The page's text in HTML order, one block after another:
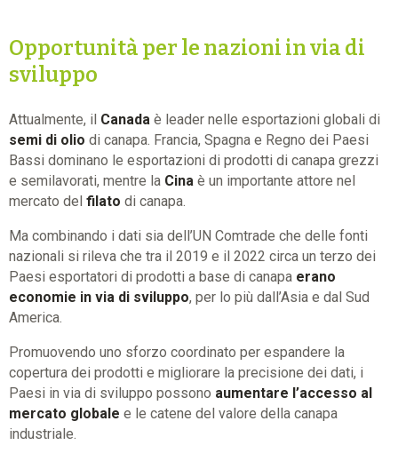
Opportunità per le nazioni in via di
sviluppo
Attualmente, il Canada è leader nelle esportazioni globali di
semi di olio di canapa. Francia, Spagna e Regno dei Paesi
Bassi dominano le esportazioni di prodotti di canapa grezzi
e semilavorati, mentre la Cina è un importante attore nel
mercato del filato di canapa.
Ma combinando i dati sia dell’UN Comtrade che delle fonti
nazionali si rileva che tra il 2019 e il 2022 circa un terzo dei
Paesi esportatori di prodotti a base di canapa erano
economie in via di sviluppo, per lo più dall’Asia e dal Sud
America.
Promuovendo uno sforzo coordinato per espandere la
copertura dei prodotti e migliorare la precisione dei dati, i
Paesi in via di sviluppo possono aumentare l’accesso al
mercato globale e le catene del valore della canapa
industriale.